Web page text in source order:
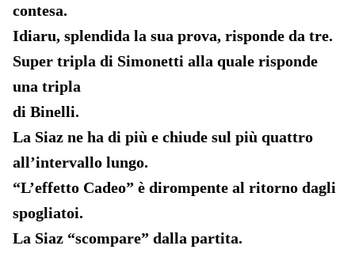
contesa.
Idiaru, splendida la sua prova, risponde da tre.
Super tripla di Simonetti alla quale risponde
una tripla
di Binelli.
La Siaz ne ha di più e chiude sul più quattro
all’intervallo lungo.
“L’effetto Cadeo” è dirompente al ritorno dagli
spogliatoi.
La Siaz “scompare” dalla partita.